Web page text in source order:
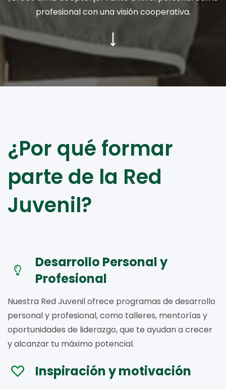
profesional con una visión cooperativa.
¿Por qué formar
parte de la Red
Juvenil?
Desarrollo Personal y
Profesional
Nuestra Red Juvenil ofrece programas de desarrollo
personal y profesional, como talleres, mentorías y
oportunidades de liderazgo, que te ayudan a crecer
y alcanzar tu máximo potencial.
Inspiración y motivación